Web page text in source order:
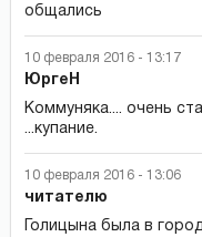
общались
10 февраля 2016 - 13:17
ЮргеН
Коммуняка.... очень
...купание.
10 февраля 2016 - 13:06
читателю
Голицына была в